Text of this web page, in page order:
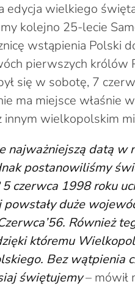
edycja wielkiego
kolejno 25-lecie
wstąpienia Polski
pierwszych królów
się w sobotę, 7
ma miejsce właśnie
innym wielkopolskim
najważniejszą datą
postanowiliśmy
5 czerwca 1998 roku
duże
Również
któremu
Bez wątpienia
świętujemy– mówił